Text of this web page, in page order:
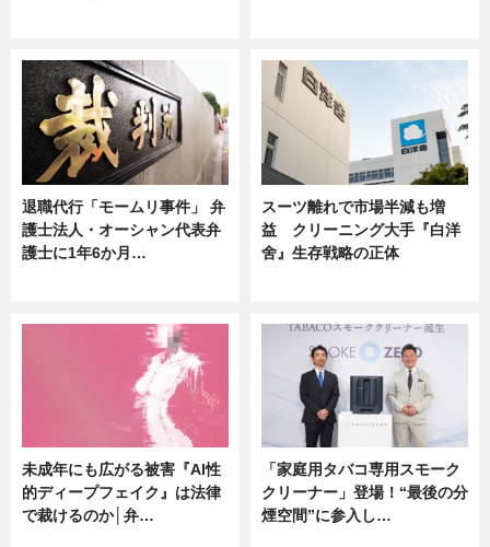
退職代行「モームリ事件」 弁
護士法人・オーシャン代表弁
護士に1年6か月…
スーツ離れで市場半減も増
益 クリーニング大手『白洋
舍』生存戦略の正体
未成年にも広がる被害『AI性
的ディープフェイク』は法律
で裁けるのか│弁…
「家庭用タバコ専用スモーク
クリーナー」登場！“最後の分
煙空間”に参入し…